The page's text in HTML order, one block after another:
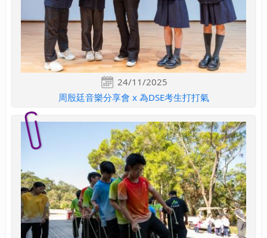
24/11/2025
周殷廷音樂分享會 x 為DSE考生打打氣